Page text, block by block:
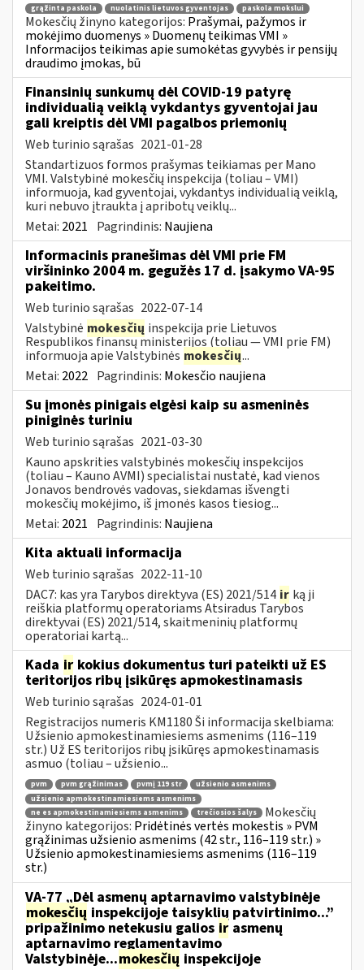
grąžinta paskola nuolatinis lietuvos gyventojas paskola mokslui
Mokesčių žinyno kategorijos: Prašymai, pažymos ir
mokėjimo duomenys » Duomenų teikimas VMI »
Informacijos teikimas apie sumokėtas gyvybės ir pensijų
draudimo įmokas, bū
Finansinių sunkumų dėl COVID-19 patyrę
individualią veiklą vykdantys gyventojai jau
gali kreiptis dėl VMI pagalbos priemonių
Web turinio sąrašas 2021-01-28
Standartizuos formos prašymas teikiamas per Mano
VMI. Valstybinė mokesčių inspekcija (toliau – VMI)
informuoja, kad gyventojai, vykdantys individualią veiklą,
kuri nebuvo įtraukta į apribotų veiklų...
Metai: 2021 Pagrindinis: Naujiena
Informacinis pranešimas dėl VMI prie FM
viršininko 2004 m. gegužės 17 d. įsakymo VA-95
pakeitimo.
Web turinio sąrašas 2022-07-14
Valstybinė mokesčių inspekcija prie Lietuvos
Respublikos finansų ministerijos (toliau ― VMI prie FM)
informuoja apie Valstybinės mokesčių...
Metai: 2022 Pagrindinis: Mokesčio naujiena
Su įmonės pinigais elgėsi kaip su asmeninės
piniginės turiniu
Web turinio sąrašas 2021-03-30
Kauno apskrities valstybinės mokesčių inspekcijos
(toliau – Kauno AVMI) specialistai nustatė, kad vienos
Jonavos bendrovės vadovas, siekdamas išvengti
mokesčių mokėjimo, iš įmonės kasos tiesiog...
Metai: 2021 Pagrindinis: Naujiena
Kita aktuali informacija
Web turinio sąrašas 2022-11-10
DAC7: kas yra Tarybos direktyva (ES) 2021/514 ir ką ji
reiškia platformų operatoriams Atsiradus Tarybos
direktyvai (ES) 2021/514, skaitmeninių platformų
operatoriai kartą...
Kada ir kokius dokumentus turi pateikti už ES
teritorijos ribų įsikūręs apmokestinamasis
Web turinio sąrašas 2024-01-01
Registracijos numeris KM1180 Ši informacija skelbiama:
Užsienio apmokestinamiesiems asmenims (116–119
str.) Už ES teritorijos ribų įsikūręs apmokestinamasis
asmuo (toliau – užsienio...
pvm pvm grąžinimas pvmį 119 str
užsienio asmenims
užsienio apmokestinamiesiems asmenims
ne es apmokestinamiesiems asmenims
trečiosios šalys
Mokesčių
žinyno kategorijos: Pridėtinės vertės mokestis » PVM
grąžinimas užsienio asmenims (42 str., 116–119 str.) »
Užsienio apmokestinamiesiems asmenims (116–119
str.)
VA-77 „Dėl asmenų aptarnavimo valstybinėje
mokesčių inspekcijoje taisyklių patvirtinimo...”
pripažinimo netekusiu galios ir asmenų
aptarnavimo reglamentavimo
Valstybinėje...mokesčių inspekcijoje